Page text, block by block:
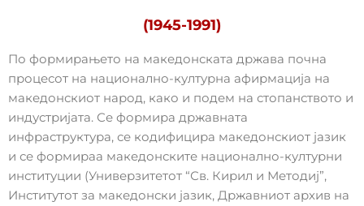
(1945-1991)
По формирањето на македонската држава почна
процесот на национално-културна афирмација на
македонскиот народ, како и подем на стопанството и
индустријата. Се формира државната
инфраструктура, се кодифицира македонскиот јазик
и се формираа македонските национално-културни
институции (Универзитетот “Св. Кирил и Методиј”,
Институтот за македонски јазик, Државниот архив на